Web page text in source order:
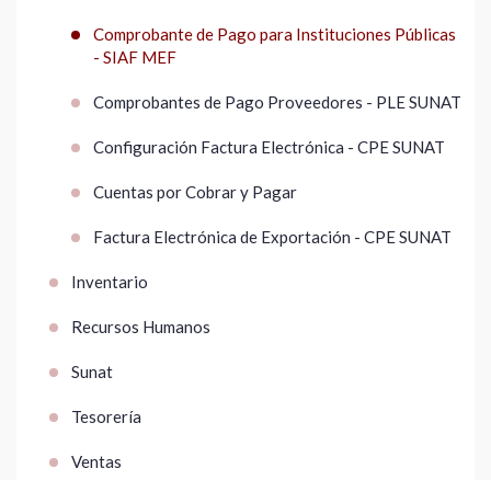
Comprobante de Pago para Instituciones Públicas
- SIAF MEF
Comprobantes de Pago Proveedores - PLE SUNAT
Configuración Factura Electrónica - CPE SUNAT
Cuentas por Cobrar y Pagar
Factura Electrónica de Exportación - CPE SUNAT
Inventario
Recursos Humanos
Sunat
Tesorería
Ventas